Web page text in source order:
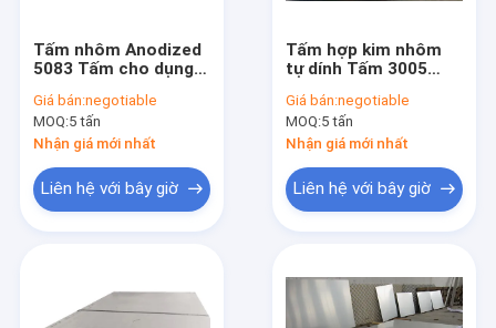
Tấm nhôm Anodized
5083 Tấm cho dụng
Giá bán:negotiable
MOQ:5 tấn
Nhận giá mới nhất
Liên hệ với bây giờ
Tấm hợp kim nhôm
tự dính Tấm 3005
Giá bán:negotiable
MOQ:5 tấn
Nhận giá mới nhất
Liên hệ với bây giờ